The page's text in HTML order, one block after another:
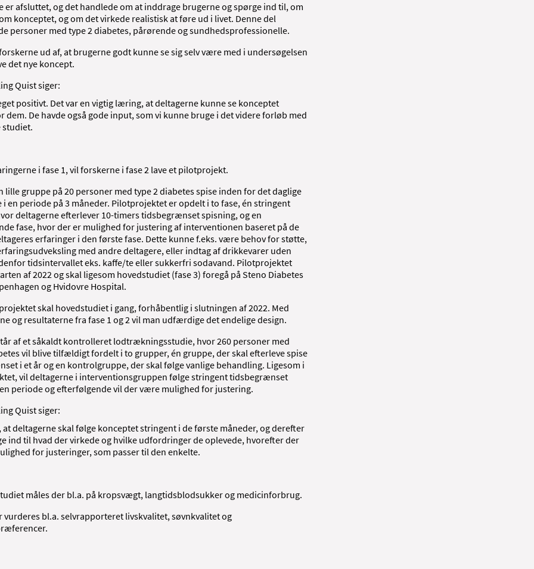
er afsluttet, og det handlede om at inddrage brugerne og spørge ind til, om
konceptet, og om det virkede realistisk at føre ud i livet. Denne del
personer med type 2 diabetes, pårørende og sundhedsprofessionelle.
ud af, at brugerne godt kunne se sig selv være med i undersøgelsen
det nye koncept.
Quist siger:
positivt. Det var en vigtig læring, at deltagerne kunne se konceptet
dem. De havde også gode input, som vi kunne bruge i det videre forløb med
studiet.
i fase 1, vil forskerne i fase 2 lave et pilotprojekt.
lille gruppe på 20 personer med type 2 diabetes spise inden for det daglige
en periode på 3 måneder. Pilotprojektet er opdelt i to fase, én stringent
deltagerne efterlever 10-timers tidsbegrænset spisning, og en
fase, hvor der er mulighed for justering af interventionen baseret på de
erfaringer i den første fase. Dette kunne f.eks. være behov for støtte,
med andre deltagere, eller indtag af drikkevarer uden
tidsintervallet eks. kaffe/te eller sukkerfri sodavand. Pilotprojektet
af 2022 og skal ligesom hovedstudiet (fase 3) foregå på Steno Diabetes
og Hvidovre Hospital.
skal hovedstudiet i gang, forhåbentlig i slutningen af 2022. Med
og resultaterne fra fase 1 og 2 vil man udfærdige det endelige design.
af et såkaldt kontrolleret lodtrækningsstudie, hvor 260 personer med
vil blive tilfældigt fordelt i to grupper, én gruppe, der skal efterleve spise
i et år og en kontrolgruppe, der skal følge vanlige behandling. Ligesom i
vil deltagerne i interventionsgruppen følge stringent tidsbegrænset
periode og efterfølgende vil der være mulighed for justering.
Quist siger:
at deltagerne skal følge konceptet stringent i de første måneder, og derefter
ind til hvad der virkede og hvilke udfordringer de oplevede, hvorefter der
for justeringer, som passer til den enkelte.
måles der bl.a. på kropsvægt, langtidsblodsukker og medicinforbrug.
vurderes bl.a. selvrapporteret livskvalitet, søvnkvalitet og